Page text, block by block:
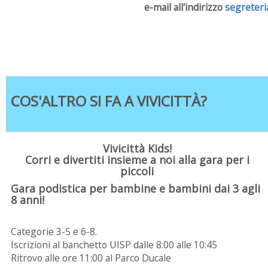
e-mail all'indirizzo
COS'ALTRO SI FA A VIVICITTÀ?
Vivicittà Kids!
Corri e divertiti insieme a noi alla gara per i
piccoli
Gara podistica per bambine e bambini dai 3 agli
8 anni!
Categorie 3-5 e 6-8.
Iscrizioni al banchetto UISP dalle 8:00 alle 10:45
Ritrovo alle ore 11:00 al Parco Ducale